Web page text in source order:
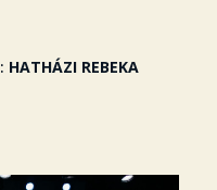
HATHÁZI REBEKA